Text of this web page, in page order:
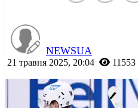
NEWSUA
21 травня 2025, 20:04 11553